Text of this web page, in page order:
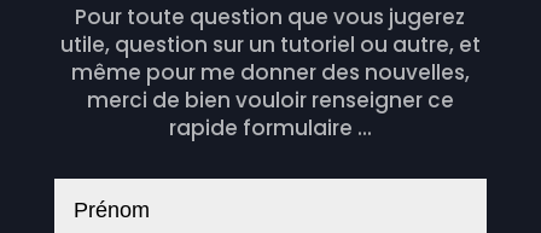
Pour toute question que vous jugerez
utile, question sur un tutoriel ou autre, et
même pour me donner des nouvelles,
merci de bien vouloir renseigner ce
rapide formulaire ...